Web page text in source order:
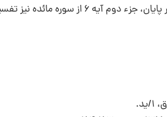
از این تفسیر مجموعاً ۲ جزء در یک مجلد چاپ شده است که تا آیه ۵۷ از سوره نساء را شامل است. در پایان، جزء